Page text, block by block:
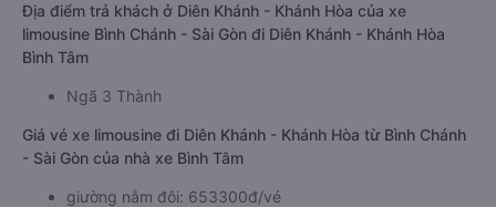
Địa điểm trả khách ở Diên Khánh - Khánh Hòa của xe
limousine Bình Chánh - Sài Gòn đi Diên Khánh - Khánh Hòa
Bình Tâm
Ngã 3 Thành
Giá vé xe limousine đi Diên Khánh - Khánh Hòa từ Bình Chánh
- Sài Gòn của nhà xe Bình Tâm
giường nằm đôi: 653300đ/vé